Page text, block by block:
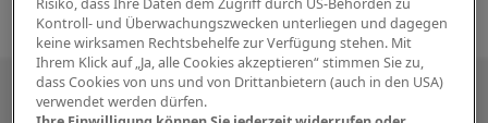
Besuchen Sie uns auch in den sozialen
Risiko, dass Ihre Daten dem Zugriff durch US-Behörden zu
Kontroll- und Überwachungszwecken unterliegen und dagegen
keine wirksamen Rechtsbehelfe zur Verfügung stehen. Mit
Ihrem Klick auf „Ja, alle Cookies akzeptieren“ stimmen Sie zu,
dass Cookies von uns und von Drittanbietern (auch in den USA)
verwendet werden dürfen.